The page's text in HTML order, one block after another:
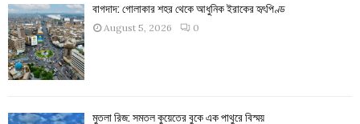
বাগদাদ: গোলাকার শহর থেকে আধুনিক ইরাকের হৃৎপিণ্ড
August 5, 2026 0
মুতলা রিজ: সমতল কুয়েতের বুকে এক পাথুরে বিস্ময়